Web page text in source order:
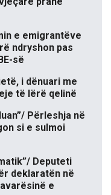
e emigrantëve
ndryshon pas
së
i dënuari me
të lërë qelinë
Përleshja në
si e sulmoi
Deputeti
deklaratën në
e